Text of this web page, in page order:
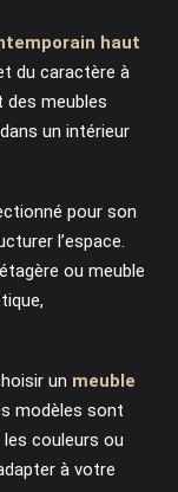
haut
du caractère à
des meubles
un intérieur
pour son
l’espace.
ou meuble
un meuble
modèles sont
couleurs ou
à votre